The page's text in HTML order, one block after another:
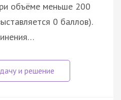
объёме меньше 200
0 баллов).